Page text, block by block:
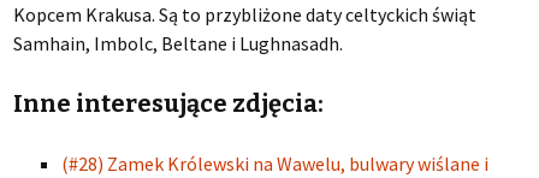
Kopcem Krakusa. Są to przybliżone daty celtyckich świąt
Samhain, Imbolc, Beltane i Lughnasadh.
Inne interesujące zdjęcia:
(#28) Zamek Królewski na Wawelu, bulwary wiślane i